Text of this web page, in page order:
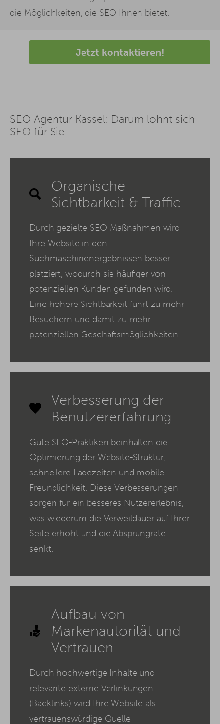
die Möglichkeiten, die SEO Ihnen bietet.
Jetzt kontaktieren!
SEO Agentur Kassel: Darum lohnt sich
SEO für Sie
Organische
Sichtbarkeit & Traffic
Durch gezielte SEO-Maßnahmen wird
Ihre Website in den
Suchmaschinenergebnissen besser
platziert, wodurch sie häufiger von
potenziellen Kunden gefunden wird.
Eine höhere Sichtbarkeit führt zu mehr
Besuchern und damit zu mehr
potenziellen Geschäftsmöglichkeiten.
Verbesserung der
Benutzererfahrung
Gute SEO-Praktiken beinhalten die
Optimierung der Website-Struktur,
schnellere Ladezeiten und mobile
Freundlichkeit. Diese Verbesserungen
sorgen für ein besseres Nutzererlebnis,
was wiederum die Verweildauer auf Ihrer
Seite erhöht und die Absprungrate
senkt.
Aufbau von
Markenautorität und
Vertrauen
Durch hochwertige Inhalte und
relevante externe Verlinkungen
(Backlinks) wird Ihre Website als
vertrauenswürdige Quelle